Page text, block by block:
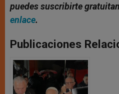
puedes suscribirte
enlace.
Publicaciones